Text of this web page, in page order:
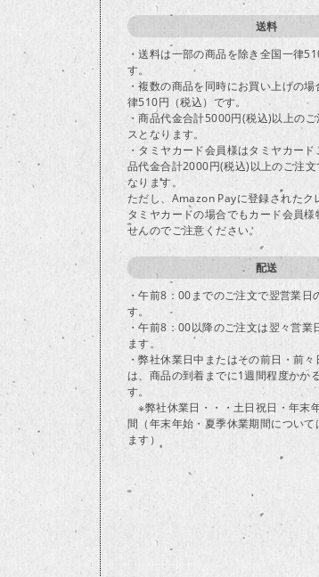
送料
・送料は一部の商品を除き全国一律
す。
・複数の商品を同時にお買い上げの
律510円（税込）です。
・商品代金合計5000円(税込)以上の
スとなります。
・タミヤカード会員様はタミヤカー
品代金合計2000円(税込)以上のご注文
なります。
ただし、Amazon Payに登録されたク
タミヤカードの場合でもカード会員様
せんのでご注意ください。
配送
・午前8：00までのご注文で翌営業日
す。
・午前8：00以降のご注文は翌々営業
ます。
・弊社休業日中またはその前日・前
は、商品の到着までに1週間程度かか
す。
※弊社休業日・・・土日祝日・年末
間（年末年始・夏季休業期間について
ます）